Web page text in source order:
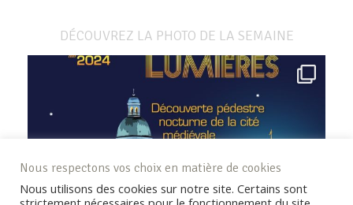
DÉCOUVREZ LA PHOTO DE LA SEMAINE
Nous respectons vos choix en matière de cookies
Nous utilisons des cookies sur notre site. Certains sont